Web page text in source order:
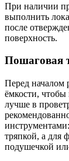
При наличии
выполнить
после
поверхность.
Пошаговая
Перед началом
ёмкости, чтобы
лучше в
тряпкой, а
подушечкой